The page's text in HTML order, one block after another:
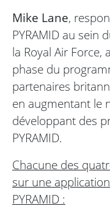
Mike Lane,
PYRAMID au sein
la Royal Air
phase du
partenaires
en augmentant le
développant des
PYRAMID.
Chacune des
sur une
PYRAMID :